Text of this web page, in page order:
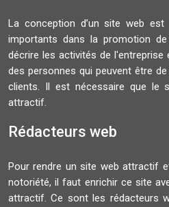
La conception d’un site web est
importants dans la promotion de
décrire les activités de l'entreprise
des personnes qui peuvent être
clients. Il est nécessaire que le
attractif.
Rédacteurs web
Pour rendre un site web attractif
notoriété, il faut enrichir ce site
attractif. Ce sont les rédacteurs